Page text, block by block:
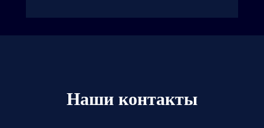
Наши контакты